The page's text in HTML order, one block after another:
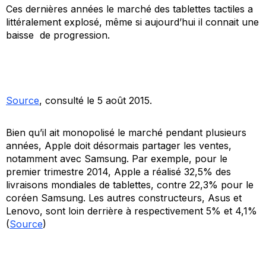
Ces dernières années le marché des tablettes tactiles a
littéralement explosé, même si aujourd’hui il connait une
baisse de progression.
Source, consulté le 5 août 2015.
Bien qu’il ait monopolisé le marché pendant plusieurs
années, Apple doit désormais partager les ventes,
notamment avec Samsung. Par exemple, pour le
premier trimestre 2014, Apple a réalisé 32,5% des
livraisons mondiales de tablettes, contre 22,3% pour le
coréen Samsung. Les autres constructeurs, Asus et
Lenovo, sont loin derrière à respectivement 5% et 4,1%
(Source)